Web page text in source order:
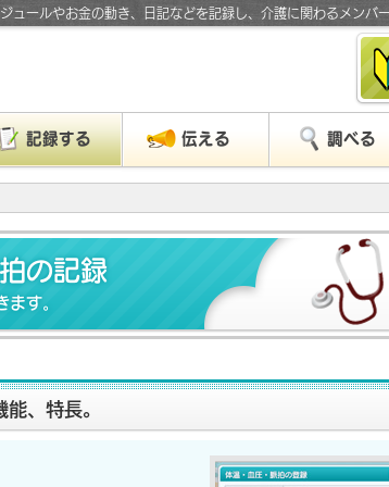
ュールやお金の動き、日記などを記録し、介護に関わるメンバ
記録する 伝える 調べる
の記録
す。
、特長。